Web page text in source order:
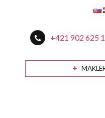
+421 902 625